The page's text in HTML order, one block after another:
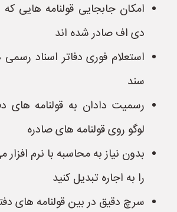
امکان جابجایی قولنامه هایی
دی اف صادر شده اند
استعلام فوری دفاتر اسناد
سند
رسمیت دادان به قولنامه های
لوگو روی قولنامه های صادره
بدون نیاز به محاسبه با نرم
را به اجاره تبدیل کنید
سرچ دقیق در بین قولنامه های